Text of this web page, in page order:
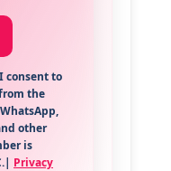
consent to
the
other
is
Privacy